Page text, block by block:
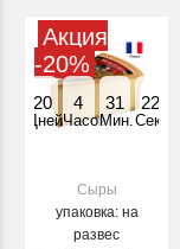
20
Дней
4
Часов
31
Мин.
22
Секунд
Акция
-20%
Сыры
упаковка: на
развес